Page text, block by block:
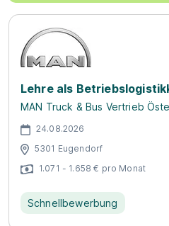
Lehre als
MAN Truck & Bus Vertrieb
24.08.2026
5301 Eugendorf
1.071 - 1.658 € pro Monat
Schnellbewerbung